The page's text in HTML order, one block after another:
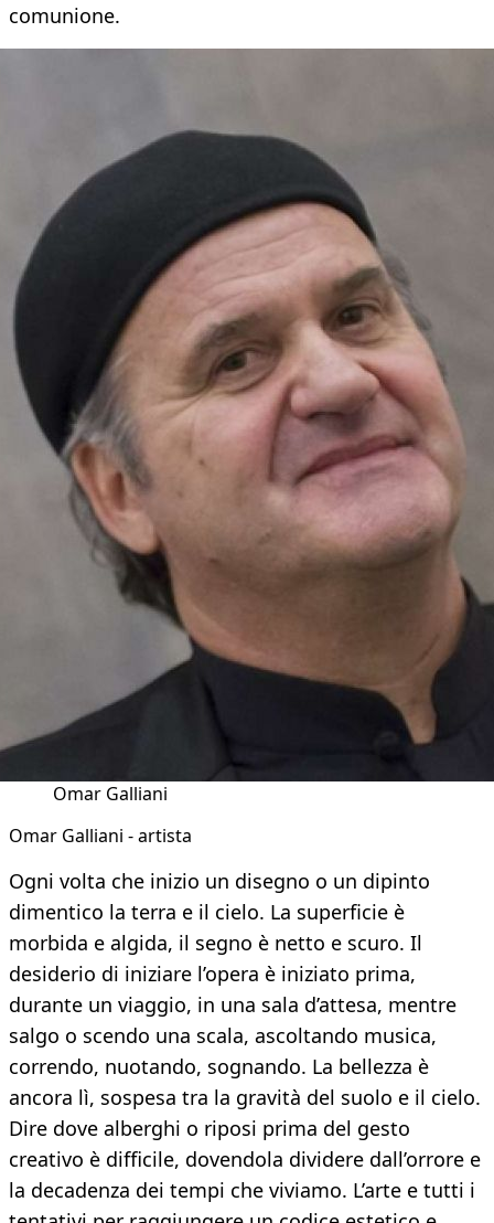
comunione.
Omar Galliani
Omar Galliani - artista
Ogni volta che inizio un disegno o un dipinto
dimentico la terra e il cielo. La superficie è
morbida e algida, il segno è netto e scuro. Il
desiderio di iniziare l’opera è iniziato prima,
durante un viaggio, in una sala d’attesa, mentre
salgo o scendo una scala, ascoltando musica,
correndo, nuotando, sognando. La bellezza è
ancora lì, sospesa tra la gravità del suolo e il cielo.
Dire dove alberghi o riposi prima del gesto
creativo è difficile, dovendola dividere dall’orrore e
la decadenza dei tempi che viviamo. L’arte e tutti i